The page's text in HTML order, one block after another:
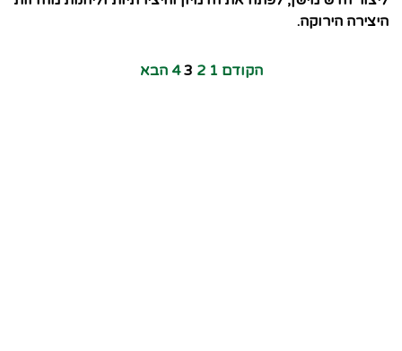
היצירה הירוקה.
הקודם 1
2
3
4 הבא